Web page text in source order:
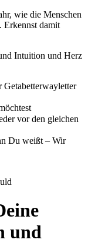
wie die Menschen
Erkennst damit
Intuition und Herz
Getabetterwayletter
vor den gleichen
Du weißt – Wir
und